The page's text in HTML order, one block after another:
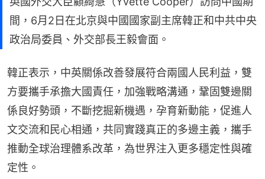
間，6月2日在北京與中國國家副主席韓正和中共中央
政治局委員、外交部長王毅會面。
韓正表示，中英關係改善發展符合兩國人民利益，雙
方要攜手承擔大國責任，加強戰略溝通，鞏固雙邊關
係良好勢頭，不斷挖掘新機遇，孕育新動能，促進人
文交流和民心相通，共同實踐真正的多邊主義，攜手
推動全球治理體系改革，為世界注入更多穩定性與確
定性。